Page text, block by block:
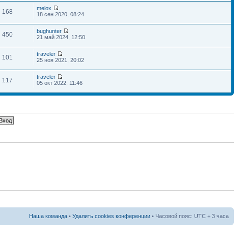
168
melox
18 сен 2020, 08:24
450
bughunter
21 май 2024, 12:50
101
traveler
25 ноя 2021, 20:02
117
traveler
05 окт 2022, 11:46
Наша команда • Удалить cookies конференции • Часовой пояс: UTC + 3 часа